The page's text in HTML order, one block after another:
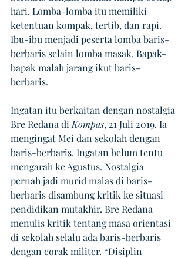
hari. Lomba-lomba itu memiliki
ketentuan kompak, tertib, dan rapi.
Ibu-ibu menjadi peserta lomba baris-
berbaris selain lomba masak. Bapak-
bapak malah jarang ikut baris-
berbaris.
Ingatan itu berkaitan dengan nostalgia
Bre Redana di Kompas, 21 Juli 2019. Ia
mengingat Mei dan sekolah dengan
baris-berbaris. Ingatan belum tentu
mengarah ke Agustus. Nostalgia
pernah jadi murid malas di baris-
berbaris disambung kritik ke situasi
pendidikan mutakhir. Bre Redana
menulis kritik tentang masa orientasi
di sekolah selalu ada baris-berbaris
dengan corak militer. “Disiplin